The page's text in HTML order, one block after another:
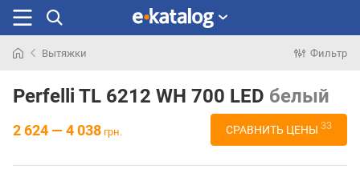
раньше
Вытяжки Фильтр
Perfelli TL 6212 WH 700 LED белый
2 624 — 4 038 грн. СРАВНИТЬ ЦЕНЫ 33